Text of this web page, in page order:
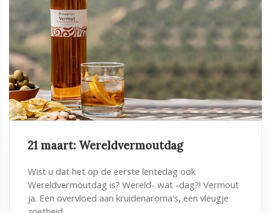
21 maart: Wereldvermoutdag
Wist u dat het op de eerste lentedag ook
Wereldvermoutdag is? Wereld- wat -dag?! Vermout
ja. Een overvloed aan kruidenaroma's, een vleugje